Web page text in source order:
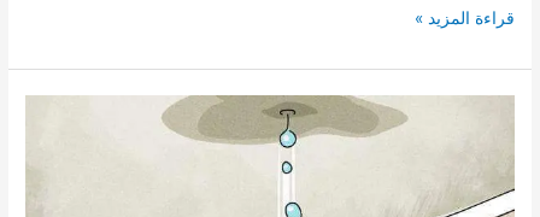
افضل
عزل
مائى
عزل
مائى
قراءة المزيد »